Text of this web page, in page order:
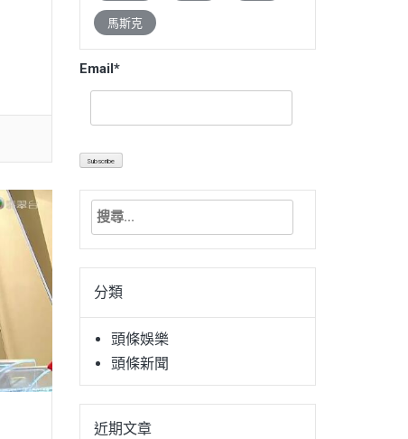
馬斯克
Email*
搜
關
字:分類
頭條娛樂
頭條新聞
近期文章